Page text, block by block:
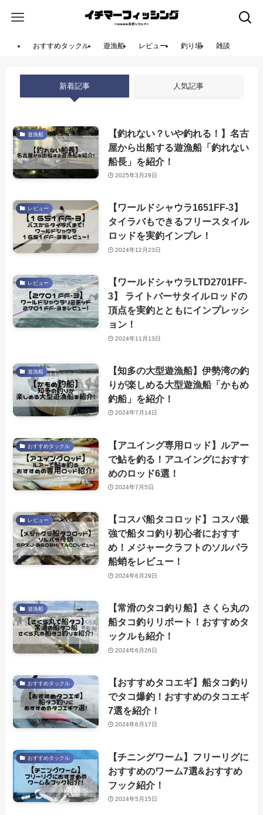
おすすめタックル 遊漁船 レビュー 釣り場 雑談
新着記事 人気記事
遊漁船
【釣れない？いや釣れる！】名古
屋から出船する遊漁船「釣れない
船長」を紹介！
2025年3月29日
レビュー
【ワールドシャウラ1651FF-3】
タイラバもできるフリースタイル
ロッドを実釣インプレ！
2024年12月23日
レビュー
【ワールドシャウラLTD2701FF-
3】 ライトバーサタイルロッドの
頂点を実釣とともにインプレッシ
ョン！
2024年11月13日
遊漁船
【知多の大型遊漁船】伊勢湾の釣
りが楽しめる大型遊漁船「かもめ
釣船」を紹介！
2024年7月14日
おすすめタックル
【アユイング専用ロッド】ルアー
で鮎を釣る！アユイングにおすす
めのロッド6選！
2024年7月5日
レビュー
【コスパ船タコロッド】コスパ最
強で船タコ釣り初心者におすす
め！メジャークラフトのソルパラ
船蛸をレビュー！
2024年6月29日
遊漁船
【常滑のタコ釣り船】さくら丸の
船タコ釣りリポート！おすすめタ
ックルも紹介！
2024年6月26日
おすすめタックル
【おすすめタコエギ】船タコ釣り
でタコ爆釣！おすすめのタコエギ
7選を紹介！
2024年6月17日
おすすめタックル
【チニングワーム】フリーリグに
おすすめのワーム7選&おすすめ
フック紹介！
2024年5月15日